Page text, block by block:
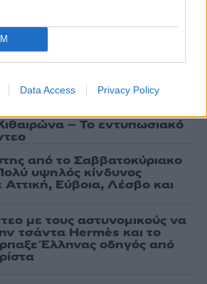
Data Access Privacy Policy
– Ποια ΑΦΜ προηγούνται
ηλικιωμένος και το
τον θάνατο της Βρετανίδας
Αττική, από την
– Το εντυπωσιακό
από το Σαββατοκύριακο
υψηλός κίνδυνος
Αττική, Εύβοια, Λέσβο και
με τους αστυνομικούς να
τσάντα Hermès και το
Έλληνας οδηγός από